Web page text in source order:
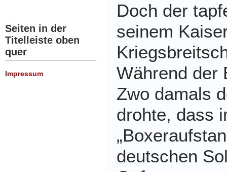
Seiten in der
Titelleiste oben
quer
Impressum
Doch der
seinem
Während der
Zwo damals
drohte, dass
deutschen